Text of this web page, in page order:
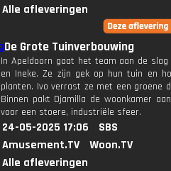
Alle afleveringen
De Grote Tuinverbouwing
In Apeldoorn gaat het team aan de slag
en Ineke. Ze zijn gek op hun tuin en
planten. Ivo verrast ze met een groene
Binnen pakt Djamilla de woonkamer
voor een stoere, industriële sfeer.
24-05-2025 17:06
SBS
Amusement.TV
Woon.TV
Alle afleveringen